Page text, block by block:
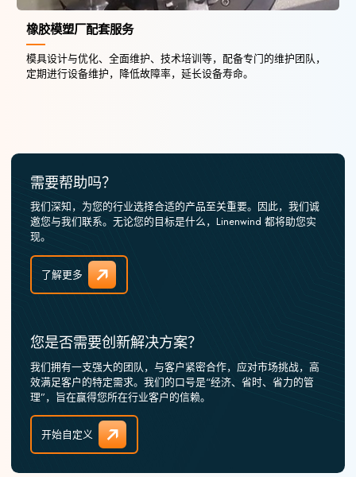
橡胶模塑厂配套服务
模具设计与优化、全面维护、技术培训等，配备专门的维护团队，
定期进行设备维护，降低故障率，延长设备寿命。
需要帮助吗？
我们深知，为您的行业选择合适的产品至关重要。因此，我们诚
邀您与我们联系。无论您的目标是什么，Linenwind 都将助您实
现。
了解更多
您是否需要创新解决方案？
我们拥有一支强大的团队，与客户紧密合作，应对市场挑战，高
效满足客户的特定需求。我们的口号是“经济、省时、省力的管
理”，旨在赢得您所在行业客户的信赖。
开始自定义